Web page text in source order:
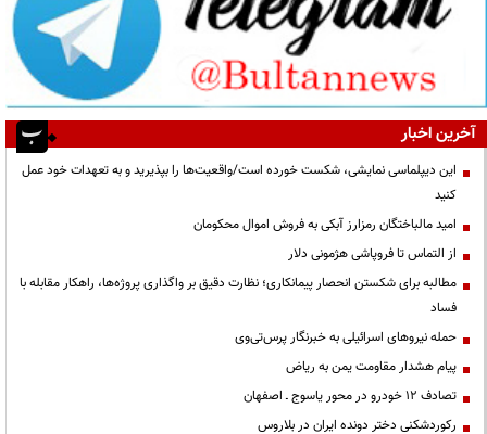
آخرین اخبار
این دیپلماسی نمایشی، شکست خورده است/واقعیت‌ها را بپذیرید و به تعهدات خود عمل
کنید
امید مالباختگان رمزارز آبکی به فروش اموال محکومان
از التماس تا فروپاشی هژمونی دلار
مطالبه برای شکستن انحصار پیمانکاری؛ نظارت دقیق بر واگذاری پروژه‌ها، راهکار مقابله با
فساد
حمله نیروهای اسرائیلی به خبرنگار پرس‌تی‌وی
پیام هشدار مقاومت یمن به ریاض
تصادف ۱۲ خودرو در محور یاسوج ـ اصفهان
رکوردشکنی دختر دونده ایران در بلاروس